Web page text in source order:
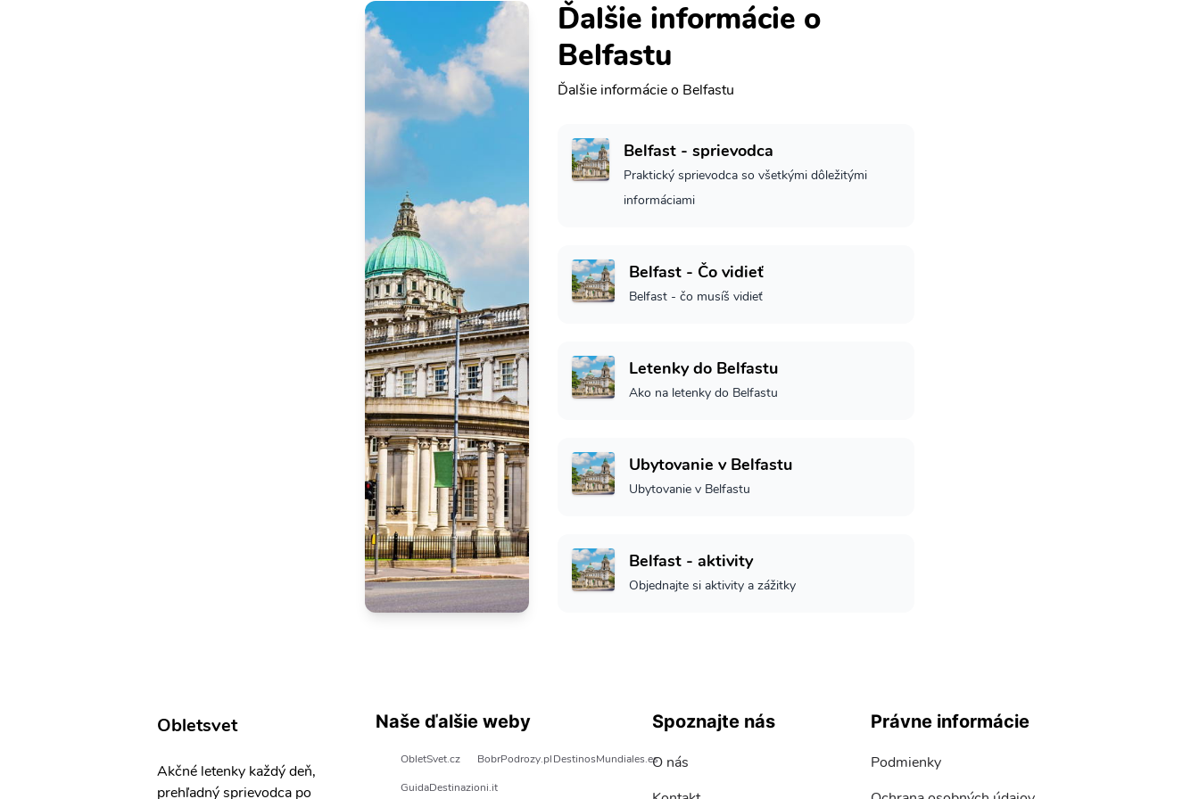
Ďalšie informácie o
Belfastu
Ďalšie informácie o Belfastu
Belfast - sprievodca
Praktický sprievodca so všetkými dôležitými
informáciami
Belfast - Čo vidieť
Belfast - čo musíš vidieť
Letenky do Belfastu
Ako na letenky do Belfastu
Ubytovanie v Belfastu
Ubytovanie v Belfastu
Belfast - aktivity
Objednajte si aktivity a zážitky
Obletsvet
Akčné letenky každý deň,
prehľadný sprievodca po
Naše ďalšie weby
ObletSvet.cz BobrPodrozy.plDestinosMundiales.es
GuidaDestinazioni.it
Spoznajte nás
O nás
Právne informácie
Podmienky